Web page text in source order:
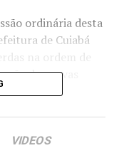
ordinária desta
de Cuiabá
na ordem de
das novas
para 65% o peso
que mede a
VIDEOS